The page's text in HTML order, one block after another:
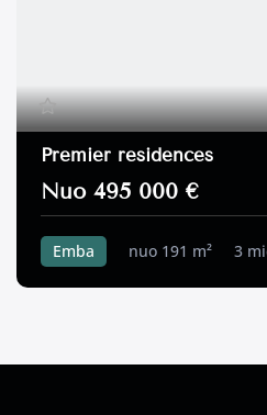
Premier residences
Nuo 495 000 €
Emba nuo 191 m² 3